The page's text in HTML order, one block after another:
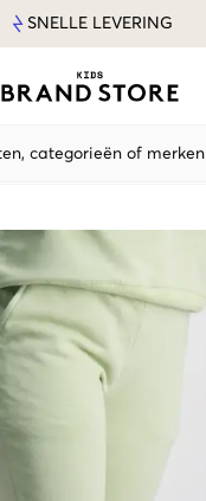
SNELLE LEVERING
categorieën of merken